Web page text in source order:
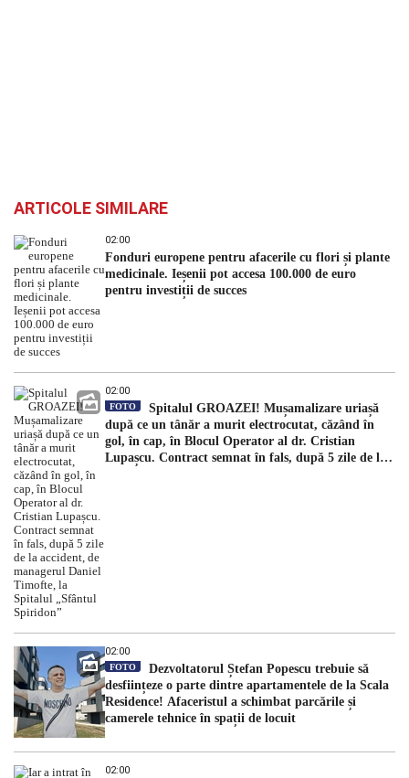
ARTICOLE SIMILARE
02:00
Fonduri europene pentru afacerile cu flori și plante
medicinale. Ieșenii pot accesa 100.000 de euro
pentru investiții de succes
02:00
FOTO
Spitalul GROAZEI! Mușamalizare uriașă
după ce un tânăr a murit electrocutat, căzând în
gol, în cap, în Blocul Operator al dr. Cristian
Lupașcu. Contract semnat în fals, după 5 zile de la
02:00
FOTO
Dezvoltatorul Ștefan Popescu trebuie să
desființeze o parte dintre apartamentele de la Scala
Residence! Afaceristul a schimbat parcările și
camerele tehnice în spații de locuit
02:00